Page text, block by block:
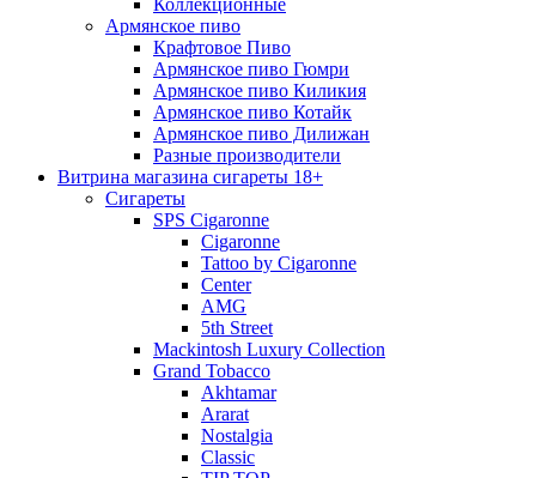
Коллекционные
Армянское пиво
Крафтовое Пиво
Армянское пиво Гюмри
Армянское пиво Киликия
Армянское пиво Котайк
Армянское пиво Дилижан
Разные производители
Витрина магазина сигареты 18+
Cигареты
SPS Cigaronne
Сigaronne
Tattoo by Cigaronne
Center
AMG
5th Street
Mackintosh Luxury Collection
Grand Tobacco
Akhtamar
Ararat
Nostalgia
Classic